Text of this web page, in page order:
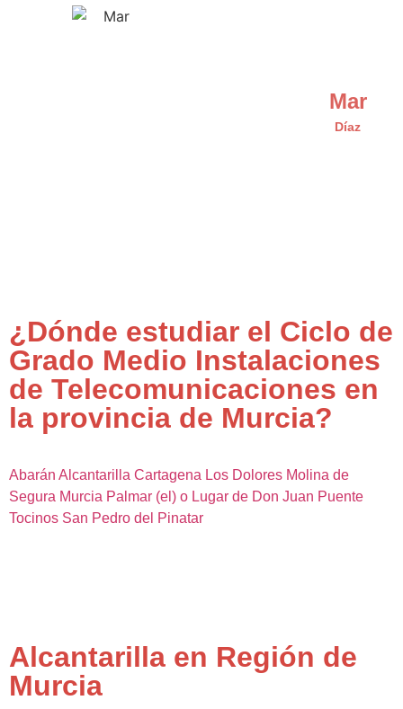
Mar
Díaz
¿Dónde estudiar el Ciclo de
Grado Medio Instalaciones
de Telecomunicaciones en
la provincia de Murcia?
Abarán Alcantarilla Cartagena Los Dolores Molina de
Segura Murcia Palmar (el) o Lugar de Don Juan Puente
Tocinos San Pedro del Pinatar
Alcantarilla en Región de
Murcia